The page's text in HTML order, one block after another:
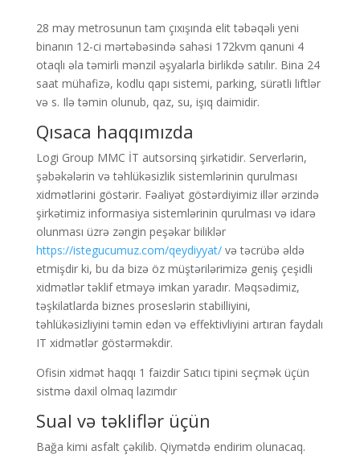
28 may metrosunun tam çıxışında elit təbəqəli yeni
binanın 12-ci mərtəbəsində sahəsi 172kvm qanuni 4
otaqlı əla təmirli mənzil əşyalarla birlikdə satılır. Bina 24
saat mühafizə, kodlu qapı sistemi, parking, sürətli liftlər
və s. Ilə təmin olunub, qaz, su, işıq daimidir.
Qısaca haqqımızda
Logi Group MMC İT autsorsinq şirkətidir. Serverlərin,
şəbəkələrin və təhlükəsizlik sistemlərinin qurulması
xidmətlərini göstərir. Fəaliyət göstərdiyimiz illər ərzində
şirkətimiz informasiya sistemlərinin qurulması və idarə
olunması üzrə zəngin peşəkar biliklər
https://istegucumuz.com/qeydiyyat/və təcrübə əldə
etmişdir ki, bu da bizə öz müştərilərimizə geniş çeşidli
xidmətlər təklif etməyə imkan yaradır. Məqsədimiz,
təşkilatlarda biznes proseslərin stabilliyini,
təhlükəsizliyini təmin edən və effektivliyini artıran faydalı
IT xidmətlər göstərməkdir.
Ofisin xidmət haqqı 1 faizdir Satıcı tipini seçmək üçün
sistmə daxil olmaq lazımdır
Sual və təkliflər üçün
Bağa kimi asfalt çəkilib. Qiymətdə endirim olunacaq.